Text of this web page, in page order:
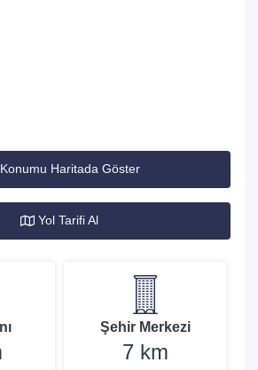
Konumu Haritada Göster
Yol Tarifi Al
Şehir Merkezi
7 km